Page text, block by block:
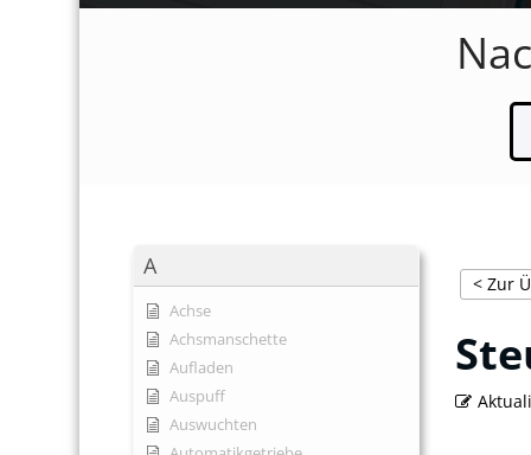
A
Achse
Achsmanschette
Aufladen
Auspuff
Auswuchten
< Zur